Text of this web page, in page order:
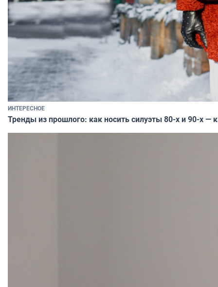
ИНТЕРЕСНОЕ
Тренды из прошлого: как носить силуэты 80-х и 90-х —